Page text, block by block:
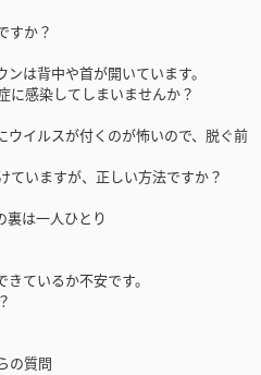
すか？
は背中や首が開いています。
に感染してしまいませんか？
イルスが付くのが怖いので、脱ぐ前
ていますが、正しい方法ですか？
は一人ひとり
ているか不安です。
の質問